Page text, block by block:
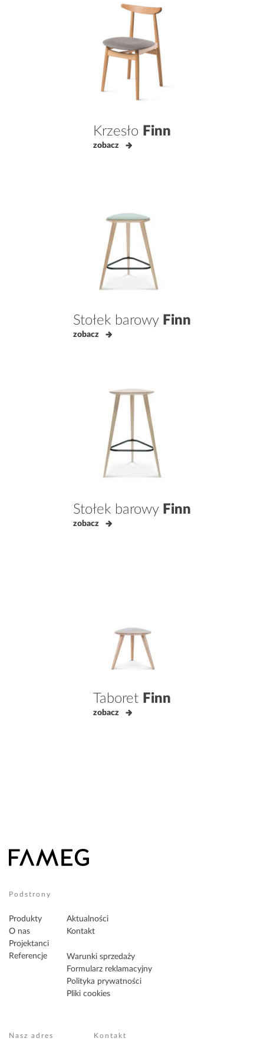
Krzesło Finn
zobacz
Stołek barowy Finn
zobacz
Stołek barowy Finn
zobacz
Taboret Finn
zobacz
Podstrony
Produkty
O nas
Projektanci
Referencje
Aktualności
Kontakt
Warunki sprzedaży
Formularz reklamacyjny
Polityka prywatności
Pliki cookies
Nasz adres Kontakt